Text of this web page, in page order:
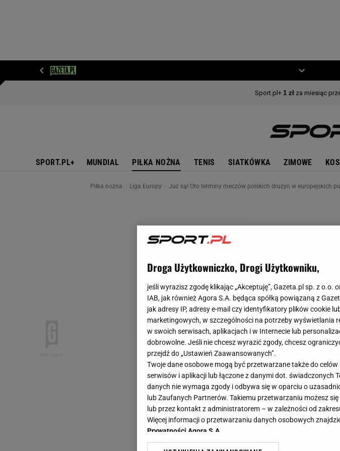
SPORT.PL+ MUNDIAL PIŁKA NOŻNA TENIS SIATKÓWKA ZIMOWE
Piłka nożna Liga Europy Już są! Oto terminy meczów polskich drużyn w europejskich
Droga Użytkowniczko, Drogi Użytkowniku,
jeśli wyrazisz zgodę klikając „Akceptuję”, Gazeta.pl sp. z o.o.
IAB, jak również Agora S.A. będąca spółką powiązaną z
jak adresy IP, adresy e-mail czy identyfikatory plików cookie
marketingowych, w szczególności na potrzeby wyświetlania
w swoich serwisach, aplikacjach i w Internecie lub
dobrowolne. Jeśli nie chcesz wyrazić zgody, chcesz
przejdź do „Ustawień Zaawansowanych”.
Twoje dane osobowe mogą być przetwarzane także do
serwisów i aplikacji lub łączone z danymi dot. świadczonych
danych nie wymaga zgody i odbywa się w oparciu o
lub Zaufanych Partnerów. Takiemu przetwarzaniu możesz
lub przez kontakt z administratorem – w zależności od
Więcej informacji o przetwarzaniu danych osobowych
Prywatności Agora S.A.